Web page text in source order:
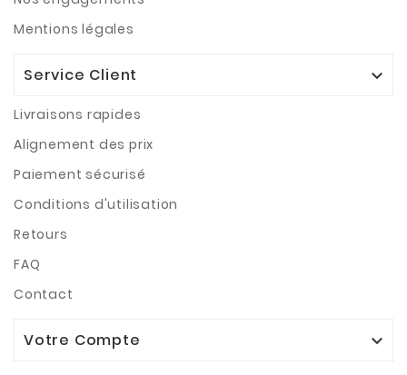
Mentions légales
Service Client 
Livraisons rapides
Alignement des prix
Paiement sécurisé
Conditions d'utilisation
Retours
FAQ
Contact
Votre Compte 